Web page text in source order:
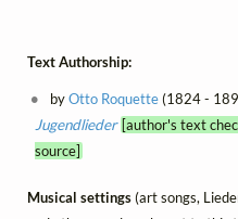
Text Authorship:
byOtto Roquette(1824 -
Jugendlieder [author's text
source]
Musical settings(art songs,